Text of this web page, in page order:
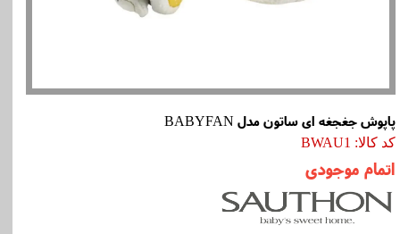
پاپوش جغجغه ای ساتون مدل BABYFAN
کد کالا: BWAU1
اتمام موجودی